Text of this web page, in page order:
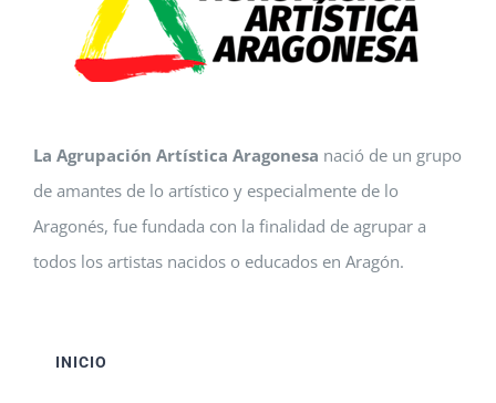
La Agrupación Artística Aragonesa nació de un grupo
de amantes de lo artístico y especialmente de lo
Aragonés, fue fundada con la finalidad de agrupar a
todos los artistas nacidos o educados en Aragón.
INICIO